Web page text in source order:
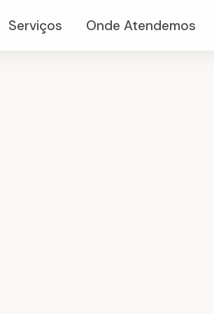
Serviços Onde Atendemos